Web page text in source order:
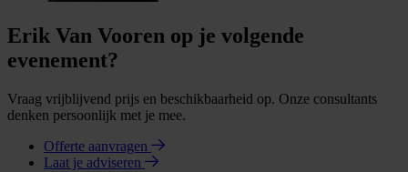
Erik Van Vooren op je volgende
evenement?
Vraag vrijblijvend prijs en beschikbaarheid op. Onze consultants
denken persoonlijk met je mee.
Offerte aanvragen
Laat je adviseren